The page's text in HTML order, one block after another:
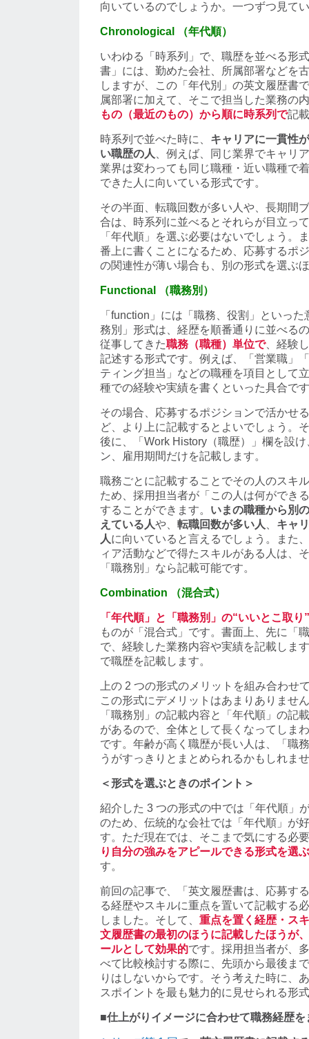
向いているのでしょうか。一つずつ見て
Chronological （年代順）
いわゆる「時系列」で、職歴を並べる形
書」には、勤めた会社、所属部署などを
しますが、この「年代別」の英文履歴書
属部署に加えて、そこで担当した業務の
もの（最近のもの）から順に時系列で記
時系列で並べた時に、 キャリアに一貫性
い職歴の人
、例えば、同じ業界でキャリ
業界は変わっても同じ職種・近い職種で
できた人に向いている形式です。
その半面、転職回数が多い人や、長期間
合は、時系列に並べるとそれらが目立っ
「年代順」を選ぶ必要はないでしょう。
番上に書くことになるため、応募するポ
の関連性が薄い場合も、別の形式を選ぶ
Functional （職務別）
「function」には「職務、役割」といっ
務別」形式は、経歴を順番通りに並べる
従事してきた職務（職種）単位で、経験
記述する形式です。例えば、「営業職」
ティング担当」などの職種を項目として
種での経験や実績を書くといった具合で
その場合、応募するポジションで活かせ
ど、より上に記載するとよいでしょう。
後に、「Work History（職歴）」欄を設
ン、雇用期間だけを記載します。
職務ごとに記載することでその人のスキ
ため、採用担当者が「この人は何ができ
することができます。 いまの職種から別
えている人や、 転職回数が多い人
キャ
人に向いていると言えるでしょう。また
ィア活動などで得たスキルがある人は、
「職務別」なら記載可能です。
Combination （混合式）
「年代順」と「職務別」の“いいとこ取り”
ものが「混合式」です。書面上、先に「
で、経験した業務内容や実績を記載しま
で職歴を記載します。
上の 2 つの形式のメリットを組み合わせ
この形式にデメリットはあまりありませ
「職務別」の記載内容と「年代順」の記
があるので、全体として長くなってしま
です。年齢が高く職歴が長い人は、「職
うがすっきりとまとめられるかもしれま
＜形式を選ぶときのポイント＞
紹介した 3 つの形式の中では「年代順」
のため、伝統的な会社では「年代順」が
す。ただ現在では、そこまで気にする必
り自分の強みをアピールできる形式を選ぶ
す。
前回の記事で、「英文履歴書は、応募す
る経歴やスキルに重点を置いて記載する
しました。そして、 重点を置く経歴・ス
文履歴書の最初のほうに記載したほうが
ールとして効果的です。採用担当者が、
べて比較検討する際に、先頭から最後ま
りはしないからです。そう考えた時に、
スポイントを最も魅力的に見せられる形
■仕上がりイメージに合わせて職務経歴を